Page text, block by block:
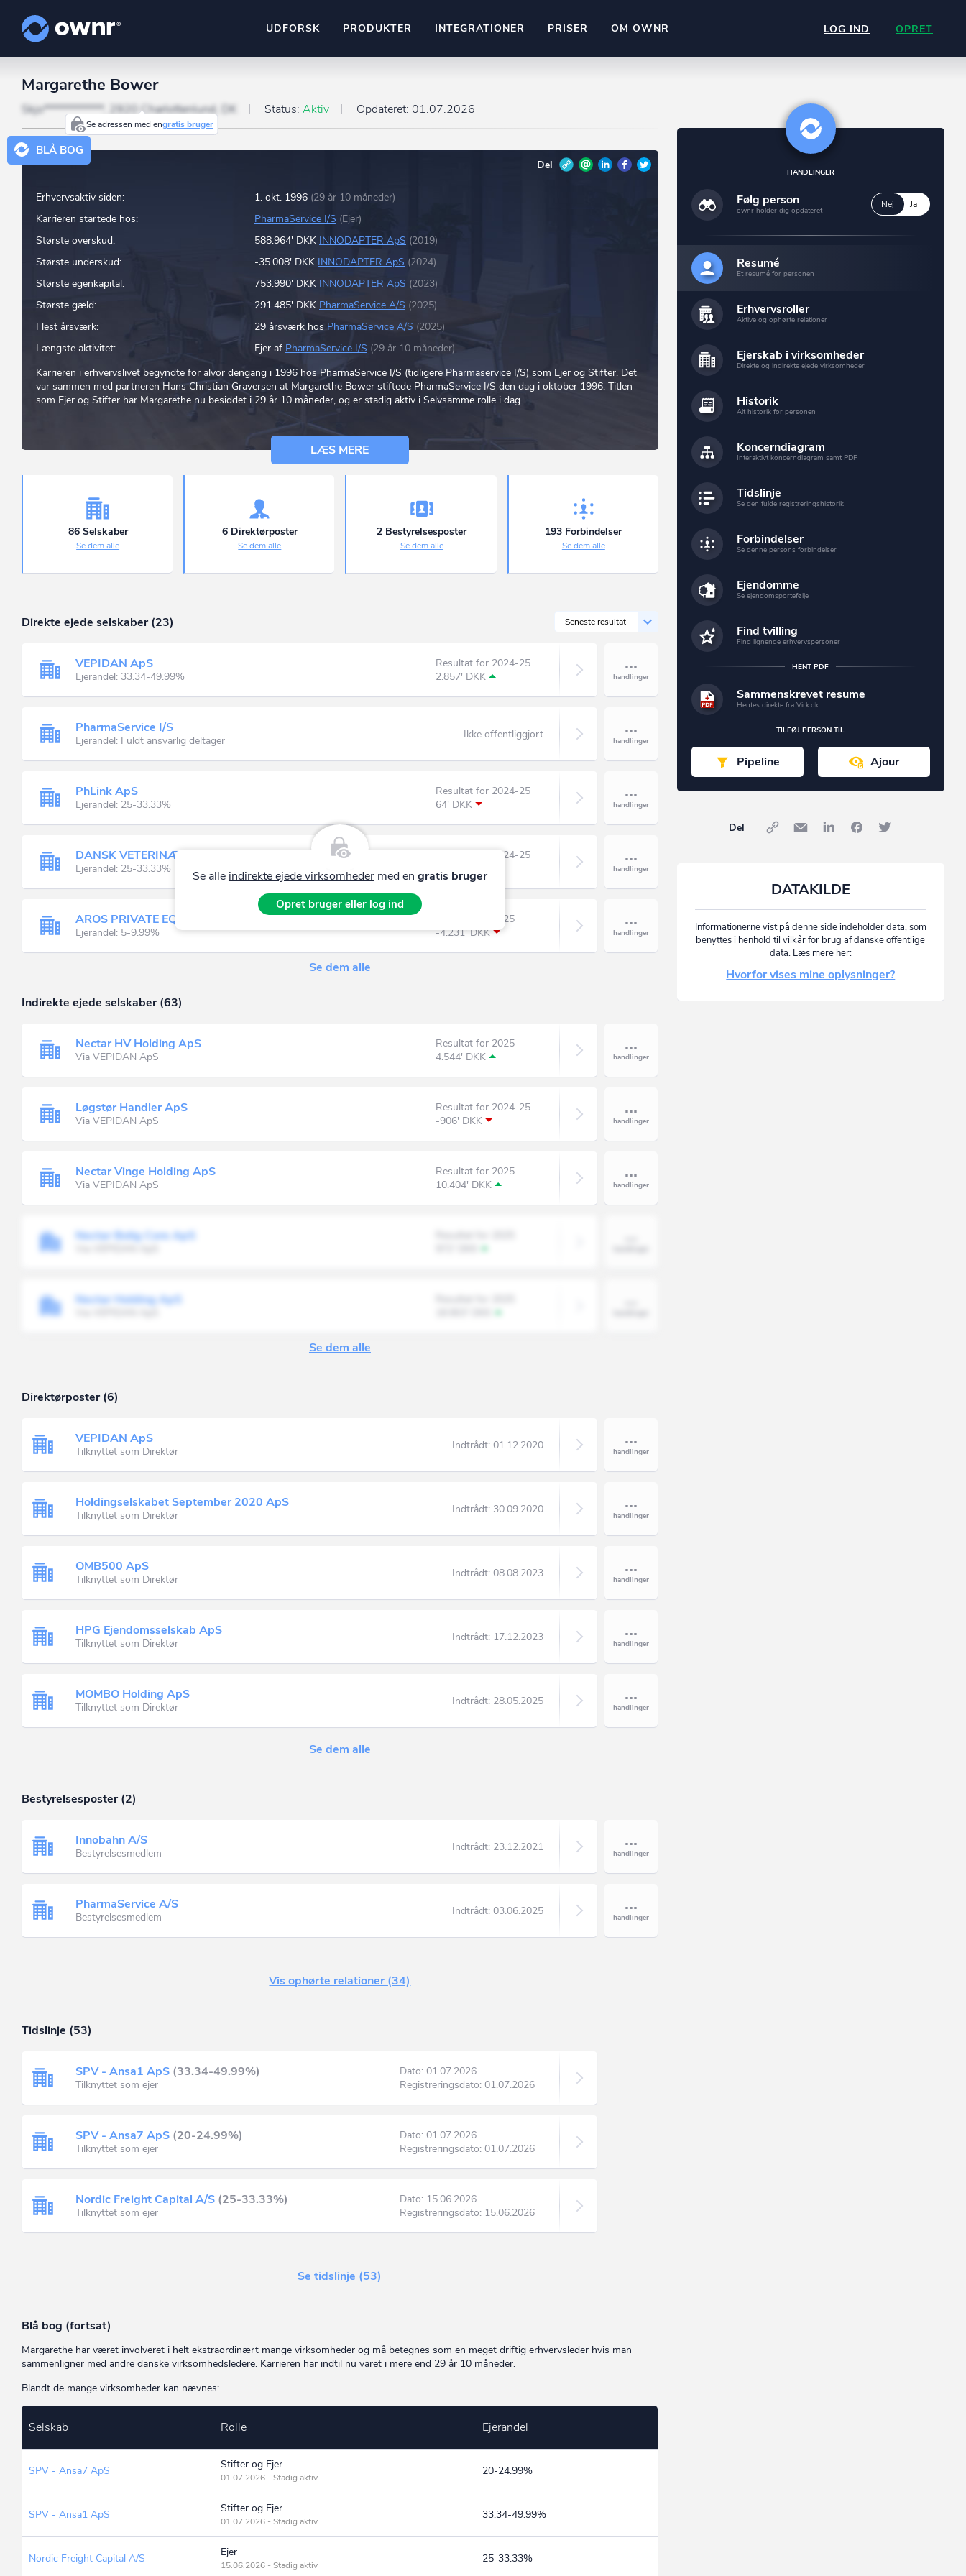
UDFORSK PRODUKTER
Hold dig opdateret og compliant
Sæt strøm til dit nysalg
ownr Segmentering
Identificer salgsklare kundeemner
INTEGRATIONER
Kun fantasien sætter grænsen
Ownr ajour goes supersonic
Ajour
PRISER OM OWNR LOG IND OPRET
Margarethe Bower
Skjo************, 2920 Charlottenlund, DK
Se adressen med engratis bruger
Status: Aktiv Opdateret: 01.07.2026
BLÅ BOG
Del
Erhvervsaktiv siden: 1. okt. 1996 (29 år 10 måneder)
Karrieren startede hos:
PharmaService I/S (Ejer)
Største overskud:
588.964' DKK INNODAPTER ApS (2019)
Største underskud:
-35.008' DKK INNODAPTER ApS (2024)
Største egenkapital:
753.990' DKK INNODAPTER ApS (2023)
Største gæld:
291.485' DKK PharmaService A/S (2025)
Flest årsværk:
29 årsværk hos PharmaService A/S (2025)
Længste aktivitet:
Ejer af PharmaService I/S (29 år 10 måneder)
Karrieren i erhvervslivet begyndte for alvor dengang i 1996 hos PharmaService I/S (tidligere Pharmaservice I/S) som Ejer og Stifter. Det
var sammen med partneren Hans Christian Graversen at Margarethe Bower stiftede PharmaService I/S den dag i oktober 1996. Titlen
som Ejer og Stifter har Margarethe nu besiddet i 29 år 10 måneder, og er stadig aktiv i Selvsamme rolle i dag.
LÆS MERE
86 Selskaber
Se dem alle
6 Direktørposter
Se dem alle
2 Bestyrelsesposter
Se dem alle
193 Forbindelser
Se dem alle
Seneste resultat
Direkte ejede selskaber (23)
VEPIDAN ApS
Ejerandel: 33.34-49.99%
Resultat for 2024-25
2.857' DKK
PharmaService I/S
Ejerandel: Fuldt ansvarlig deltager Ikke offentliggjort
PhLink ApS
Ejerandel: 25-33.33%
Resultat for 2024-25
64' DKK
DANSK VETERINÆR DATA ApS
Ejerandel: 25-33.33%
Resultat for 2024-25
12' DKK
AROS PRIVATE EQUITY I A/S
Ejerandel: 5-9.99%
Resultat for 2025
-4.231' DKK
Se dem alle
Indirekte ejede selskaber (63)
Nectar HV Holding ApS
Via VEPIDAN ApS
Resultat for 2025
4.544' DKK
Løgstør Handler ApS
Via VEPIDAN ApS
Resultat for 2024-25
-906' DKK
Nectar Vinge Holding ApS
Via VEPIDAN ApS
Resultat for 2025
10.404' DKK
Nectar Bolig Core ApS
Nectar Holding ApS
Se alle indirekte ejede virksomhedermed en gratis bruger
Opret bruger eller log ind
Se dem alle
Direktørposter (6)
VEPIDAN ApS
Tilknyttet som Direktør Indtrådt: 01.12.2020
Holdingselskabet September 2020 ApS
Tilknyttet som Direktør Indtrådt: 30.09.2020
OMB500 ApS
Tilknyttet som Direktør Indtrådt: 08.08.2023
HPG Ejendomsselskab ApS
Tilknyttet som Direktør Indtrådt: 17.12.2023
MOMBO Holding ApS
Tilknyttet som Direktør Indtrådt: 28.05.2025
Se dem alle
Bestyrelsesposter (2)
Innobahn A/S
Bestyrelsesmedlem Indtrådt: 23.12.2021
PharmaService A/S
Bestyrelsesmedlem Indtrådt: 03.06.2025
Vis ophørte relationer (34)
Tidslinje (53)
SPV - Ansa1 ApS (33.34-49.99%)
Tilknyttet som ejer
Dato: 01.07.2026
Registreringsdato: 01.07.2026
SPV - Ansa7 ApS (20-24.99%)
Tilknyttet som ejer
Dato: 01.07.2026
Registreringsdato: 01.07.2026
Nordic Freight Capital A/S (25-33.33%)
Tilknyttet som ejer
Dato: 15.06.2026
Registreringsdato: 15.06.2026
Se tidslinje (53)
Blå bog (fortsat)
Margarethe har været involveret i helt ekstraordinært mange virksomheder og må betegnes som en meget driftig erhvervsleder hvis man
sammenligner med andre danske virksomhedsledere. Karrieren har indtil nu varet i mere end 29 år 10 måneder.
Blandt de mange virksomheder kan nævnes:
Selskab Rolle Ejerandel
SPV - Ansa7 ApS Stifter og Ejer
01.07.2026 - Stadig aktiv 20-24.99%
SPV - Ansa1 ApS Stifter og Ejer
01.07.2026 - Stadig aktiv 33.34-49.99%
Nordic Freight Capital A/S Ejer
15.06.2026 - Stadig aktiv 25-33.33%
HANDLINGER
Følg person
ownr holder dig opdateret
Nej Ja
Resumé
Et resumé for personen
Erhvervsroller
Aktive og ophørte relationer
Ejerskab i virksomheder
Direkte og indirekte ejede virksomheder
Historik
Alt historik for personen
Koncerndiagram
Interaktivt koncerndiagram samt PDF
Tidslinje
Se den fulde registreringshistorik
Forbindelser
Se denne persons forbindelser
Ejendomme
Se ejendomsportefølje
Find tvilling
Find lignende erhvervspersoner
HENT PDF
Sammenskrevet resume
Hentes direkte fra Virk.dk
TILFØJ PERSON TIL
Pipeline Ajour
Del
DATAKILDE
Informationerne vist på denne side indeholder data, som
benyttes i henhold til vilkår for brug af danske offentlige
data. Læs mere her:
Hvorfor vises mine oplysninger?